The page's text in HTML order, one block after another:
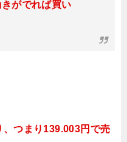
がでれば買い
、つまり139.003円で売